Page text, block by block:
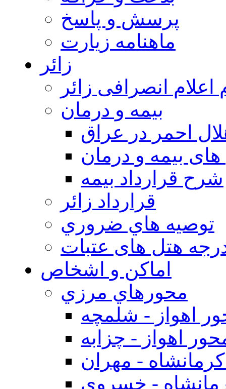
پرسش و پاسخ
ماهنامه زیارت
زائر
اعلام انصرافی زائر
بيمه و درمان
احمر در عراق
بیمه و درمان
شرح قرارداد بیمه
قرارداد زائر
توصيه هاي ضروري
هتل های عتبات
اماکن و اشخاص
محورهاي مرزي
اهواز - شلمچه
اهواز - چزابه
- مهران
- خسروي